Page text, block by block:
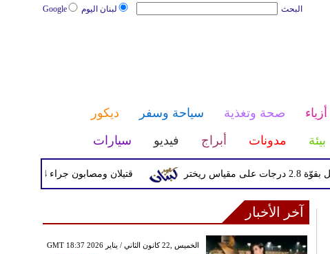
لبنان اليوم Google البحث
أزياء صحة وتغذية سياحة وسفر
ديكور
بيئة مدونات أبراج فيديو سيارات
قتيلان ومصابون جراء 14 غارة إسرائيلية على شرق وجنوب لبنان
آخر الأخبار
GMT 18:37 2026 الخميس ,22 كانون الثاني / يناير